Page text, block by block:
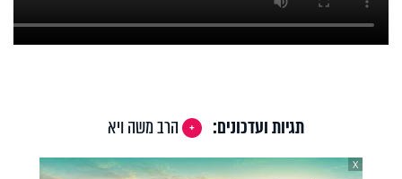
תגיות ועדכונים: הרב משה ויא
X